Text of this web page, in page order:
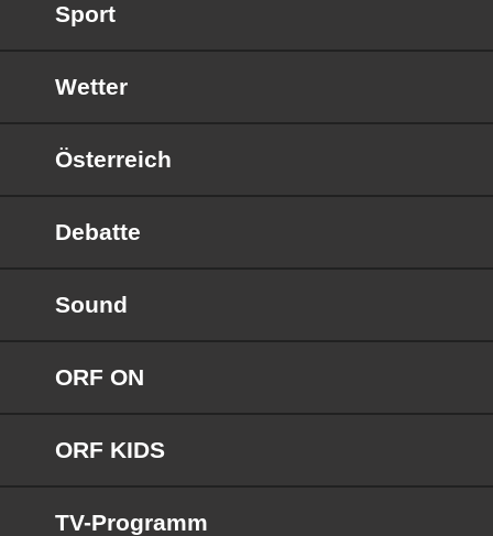
Sport
Wetter
Österreich
Debatte
Sound
ORF ON
ORF KIDS
TV-Programm